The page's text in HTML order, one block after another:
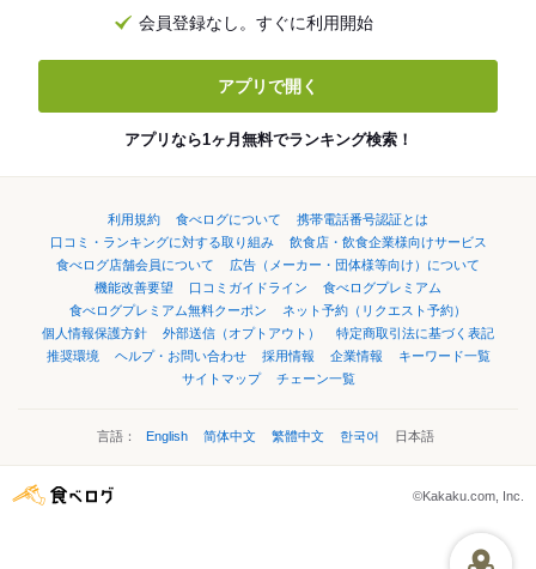
会員登録なし。すぐに利用開始
アプリで開く
アプリなら1ヶ月無料でランキング検索！
利用規約 食べログについて
携帯電話番号認証とは
口コミ・ランキングに対する取り組み
飲食店・飲食企業様向けサービス
食べログ店舗会員について
広告（メーカー・団体様等向け）について
機能改善要望
口コミガイドライン
食べログプレミアム
食べログプレミアム無料クーポン
ネット予約（リクエスト予約）
個人情報保護方針
外部送信（オプトアウト）
特定商取引法に基づく表記
推奨環境
ヘルプ・お問い合わせ 採用情報 企業情報
キーワード一覧
サイトマップ
チェーン一覧
言語： English 简体中文 繁體中文 한국어 日本語
©Kakaku.com, Inc.